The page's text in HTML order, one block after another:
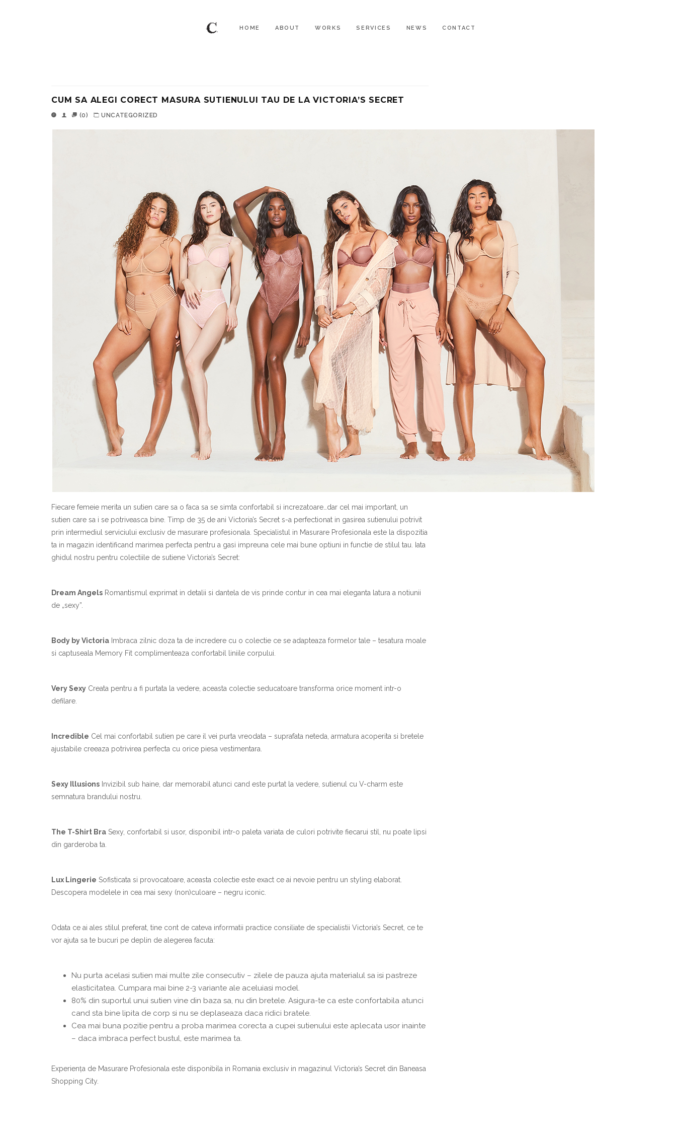
HOME ABOUT WORKS SERVICES NEWS CONTACT
CUM SA ALEGI CORECT MASURA SUTIENULUI TAU DE LA VICTORIA’S SECRET
(0) UNCATEGORIZED
Fiecare femeie merita un sutien care sa o faca sa se simta confortabil si increzatoare…dar cel mai important, un
sutien care sa i se potriveasca bine. Timp de 35 de ani Victoria’s Secret s-a perfectionat in gasirea sutienului potrivit
prin intermediul serviciului exclusiv de masurare profesionala. Specialistul in Masurare Profesionala este la dispozitia
ta in magazin identificand marimea perfecta pentru a gasi impreuna cele mai bune optiuni in functie de stilul tau. Iata
ghidul nostru pentru colectiile de sutiene Victoria’s Secret:
Dream Angels Romantismul exprimat in detalii si dantela de vis prinde contur in cea mai eleganta latura a notiunii
de „sexy”.
Body by Victoria Imbraca zilnic doza ta de incredere cu o colectie ce se adapteaza formelor tale – tesatura moale
si captuseala Memory Fit complimenteaza confortabil liniile corpului.
Very Sexy Creata pentru a fi purtata la vedere, aceasta colectie seducatoare transforma orice moment intr-o
defilare.
Incredible Cel mai confortabil sutien pe care il vei purta vreodata – suprafata neteda, armatura acoperita si bretele
ajustabile creeaza potrivirea perfecta cu orice piesa vestimentara.
Sexy Illusions Invizibil sub haine, dar memorabil atunci cand este purtat la vedere, sutienul cu V-charm este
semnatura brandului nostru.
The T-Shirt Bra Sexy, confortabil si usor, disponibil intr-o paleta variata de culori potrivite fiecarui stil, nu poate lipsi
din garderoba ta.
Lux Lingerie Sofisticata si provocatoare, aceasta colectie este exact ce ai nevoie pentru un styling elaborat.
Descopera modelele in cea mai sexy (non)culoare – negru iconic.
Odata ce ai ales stilul preferat, tine cont de cateva informatii practice consiliate de specialistii Victoria’s Secret, ce te
vor ajuta sa te bucuri pe deplin de alegerea facuta:
Nu purta acelasi sutien mai multe zile consecutiv – zilele de pauza ajuta materialul sa isi pastreze
elasticitatea. Cumpara mai bine 2-3 variante ale aceluiasi model.
80% din suportul unui sutien vine din baza sa, nu din bretele. Asigura-te ca este confortabila atunci
cand sta bine lipita de corp si nu se deplaseaza daca ridici bratele.
Cea mai buna pozitie pentru a proba marimea corecta a cupei sutienului este aplecata usor inainte
– daca imbraca perfect bustul, este marimea ta.
Experiența de Masurare Profesionala este disponibila in Romania exclusiv in magazinul Victoria’s Secret din Baneasa
Shopping City.